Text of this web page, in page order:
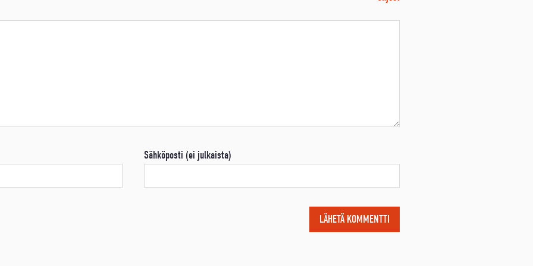
Sähköposti (ei julkaista)